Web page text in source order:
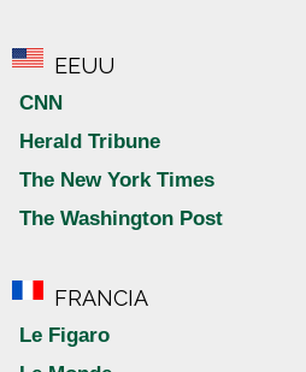
EEUU
CNN
Herald Tribune
The New York Times
The Washington Post
FRANCIA
Le Figaro